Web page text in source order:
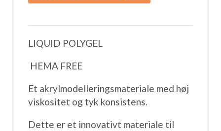
LIQUID POLYGEL
HEMA FREE
Et akrylmodelleringsmateriale med høj
viskositet og tyk konsistens.
Dette er et innovativt materiale til